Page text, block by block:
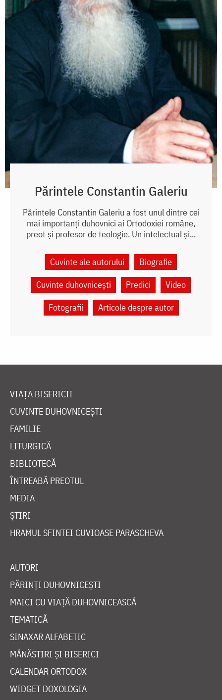
Părintele Constantin Galeriu
Părintele Constantin Galeriu a fost unul dintre cei
mai importanți duhovnici ai Ortodoxiei române,
preot și profesor de teologie. Un intelectual și...
Cuvinte ale autorului
Biografie
Cuvinte duhovnicești
Predici
Video
Fotografii
Articole despre autor
VIAȚA BISERICII
CUVINTE DUHOVNICEȘTI
FAMILIE
LITURGICĂ
BIBLIOTECĂ
ÎNTREABĂ PREOTUL
MEDIA
ȘTIRI
HRAMUL SFINTEI CUVIOASE PARASCHEVA
AUTORI
PĂRINȚI DUHOVNICEȘTI
MAICI CU VIAȚĂ DUHOVNICEASCĂ
TEMATICĂ
SINAXAR ALFABETIC
MĂNĂSTIRI ȘI BISERICI
CALENDAR ORTODOX
WIDGET DOXOLOGIA